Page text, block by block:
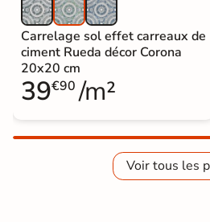
Carrelage sol effet carreaux de
ciment Rueda décor Corona
20x20 cm
39€90 /m²
Voir tous les